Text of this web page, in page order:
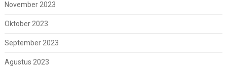
November 2023
Oktober 2023
September 2023
Agustus 2023